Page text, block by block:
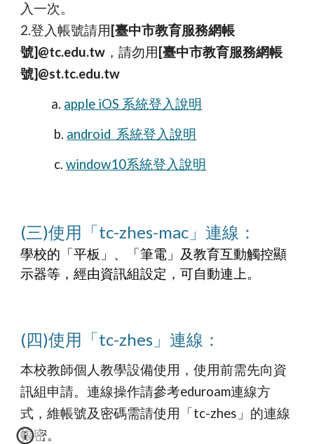
入一次。
2.登入帳號請用 [臺中市教育服務網帳
號]@tc.edu.tw ，請勿用 [臺中市教育服務網帳
號]@st.tc.edu.tw
a. apple iOS 系統登入說明
b. android 系統登入說明
c.window10系統登入說明
(三)使用「tc-zhes-mac」連線：
學校的「平板」、「筆電」及教育互動觸控顯
示器等，經由資訊組設定，可自動連上。
(四)使用「tc-zhes」連線：
本校教師個人教學設備使用，使用前需先向資
訊組申請。連線操作請參考eduroam連線方
式，維帳號及密碼需請使用「tc-zhes」的連線
帳密。